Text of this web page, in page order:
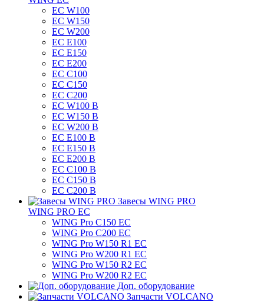
ЕС W100
ЕС W150
ЕС W200
ЕС E100
ЕС E150
ЕС E200
ЕС C100
EC C150
ЕС C200
ЕС W100 B
ЕС W150 B
ЕС W200 B
ЕС E100 B
ЕС E150 B
ЕС E200 B
ЕС C100 B
EC C150 B
ЕС C200 B
Завесы WING PRO
WING PRO EC
WING Pro C150 EC
WING Pro C200 EC
WING Pro W150 R1 EC
WING Pro W200 R1 EC
WING Pro W150 R2 EC
WING Pro W200 R2 EC
Доп. оборудование
Запчасти VOLCANO